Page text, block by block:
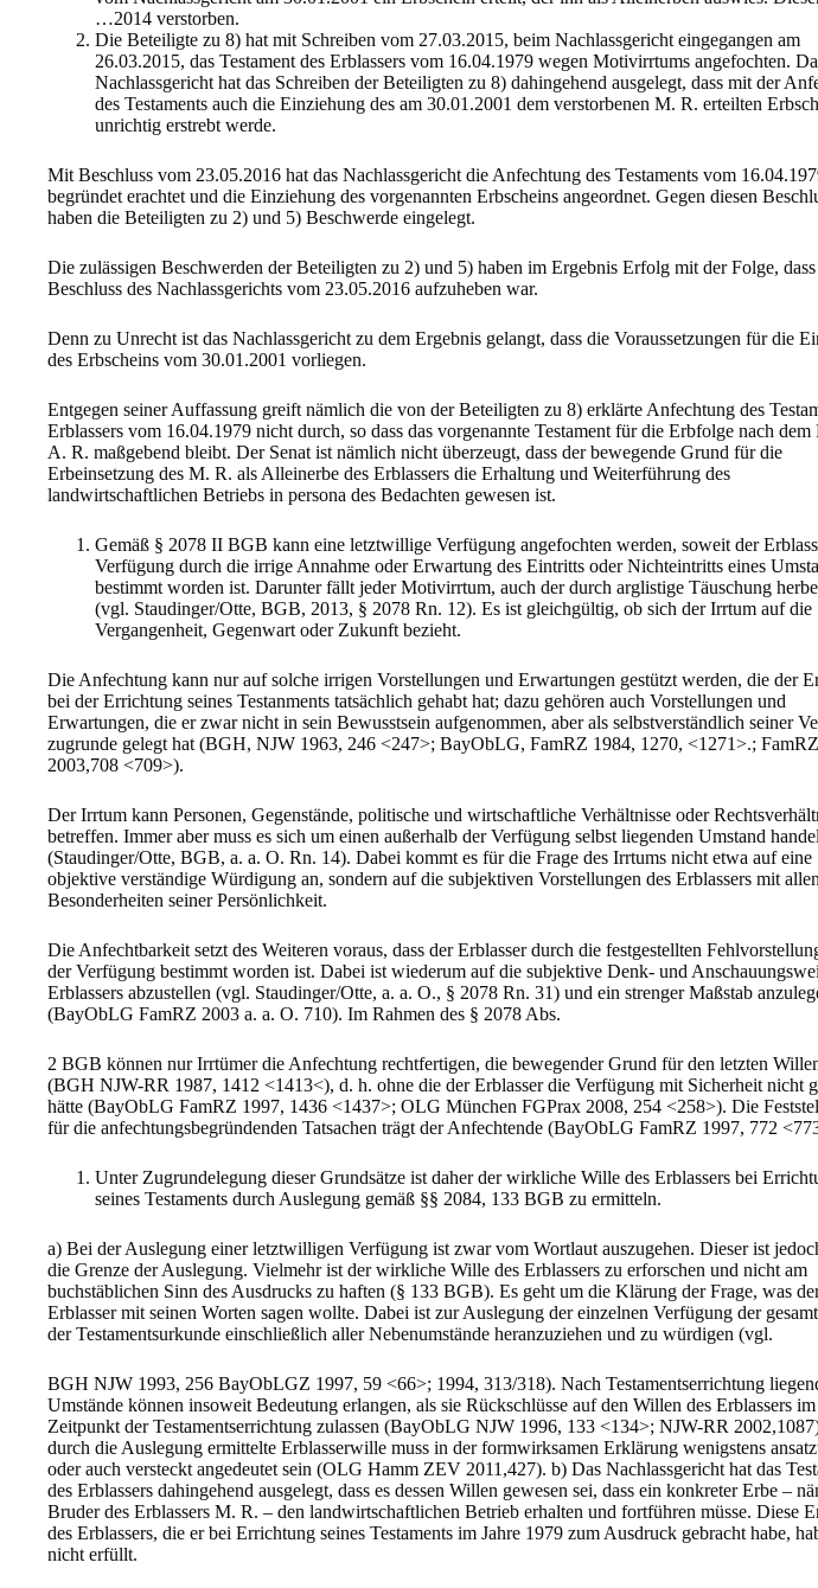
…2014 verstorben.
Die Beteiligte zu 8) hat mit Schreiben vom 27.03.2015, beim Nachlassgericht eingegangen am
26.03.2015, das Testament des Erblassers vom 16.04.1979 wegen Motivirrtums angefochten.
Nachlassgericht hat das Schreiben der Beteiligten zu 8) dahingehend ausgelegt, dass mit der
des Testaments auch die Einziehung des am 30.01.2001 dem verstorbenen M. R. erteilten
unrichtig erstrebt werde.
Mit Beschluss vom 23.05.2016 hat das Nachlassgericht die Anfechtung des Testaments vom
begründet erachtet und die Einziehung des vorgenannten Erbscheins angeordnet. Gegen diesen
haben die Beteiligten zu 2) und 5) Beschwerde eingelegt.
Die zulässigen Beschwerden der Beteiligten zu 2) und 5) haben im Ergebnis Erfolg mit der Folge,
Beschluss des Nachlassgerichts vom 23.05.2016 aufzuheben war.
Denn zu Unrecht ist das Nachlassgericht zu dem Ergebnis gelangt, dass die Voraussetzungen für die
des Erbscheins vom 30.01.2001 vorliegen.
Entgegen seiner Auffassung greift nämlich die von der Beteiligten zu 8) erklärte Anfechtung des
Erblassers vom 16.04.1979 nicht durch, so dass das vorgenannte Testament für die Erbfolge nach dem
A. R. maßgebend bleibt. Der Senat ist nämlich nicht überzeugt, dass der bewegende Grund für die
Erbeinsetzung des M. R. als Alleinerbe des Erblassers die Erhaltung und Weiterführung des
landwirtschaftlichen Betriebs in persona des Bedachten gewesen ist.
Gemäß § 2078 II BGB kann eine letztwillige Verfügung angefochten werden, soweit der
Verfügung durch die irrige Annahme oder Erwartung des Eintritts oder Nichteintritts eines
bestimmt worden ist. Darunter fällt jeder Motivirrtum, auch der durch arglistige Täuschung
(vgl. Staudinger/Otte, BGB, 2013, § 2078 Rn. 12). Es ist gleichgültig, ob sich der Irrtum auf die
Vergangenheit, Gegenwart oder Zukunft bezieht.
Die Anfechtung kann nur auf solche irrigen Vorstellungen und Erwartungen gestützt werden, die der
bei der Errichtung seines Testanments tatsächlich gehabt hat; dazu gehören auch Vorstellungen und
Erwartungen, die er zwar nicht in sein Bewusstsein aufgenommen, aber als selbstverständlich seiner
zugrunde gelegt hat (BGH, NJW 1963, 246 <247>; BayObLG, FamRZ 1984, 1270, <1271>.; FamRZ
2003,708 <709>).
Der Irrtum kann Personen, Gegenstände, politische und wirtschaftliche Verhältnisse oder
betreffen. Immer aber muss es sich um einen außerhalb der Verfügung selbst liegenden Umstand
(Staudinger/Otte, BGB, a. a. O. Rn. 14). Dabei kommt es für die Frage des Irrtums nicht etwa auf eine
objektive verständige Würdigung an, sondern auf die subjektiven Vorstellungen des Erblassers mit allen
Besonderheiten seiner Persönlichkeit.
Die Anfechtbarkeit setzt des Weiteren voraus, dass der Erblasser durch die festgestellten
der Verfügung bestimmt worden ist. Dabei ist wiederum auf die subjektive Denk- und
Erblassers abzustellen (vgl. Staudinger/Otte, a. a. O., § 2078 Rn. 31) und ein strenger Maßstab
(BayObLG FamRZ 2003 a. a. O. 710). Im Rahmen des § 2078 Abs.
2 BGB können nur Irrtümer die Anfechtung rechtfertigen, die bewegender Grund für den letzten
(BGH NJW-RR 1987, 1412 <1413<), d. h. ohne die der Erblasser die Verfügung mit Sicherheit nicht
hätte (BayObLG FamRZ 1997, 1436 <1437>; OLG München FGPrax 2008, 254 <258>). Die
für die anfechtungsbegründenden Tatsachen trägt der Anfechtende (BayObLG FamRZ 1997, 772
Unter Zugrundelegung dieser Grundsätze ist daher der wirkliche Wille des Erblassers bei
seines Testaments durch Auslegung gemäß §§ 2084, 133 BGB zu ermitteln.
a) Bei der Auslegung einer letztwilligen Verfügung ist zwar vom Wortlaut auszugehen. Dieser ist
die Grenze der Auslegung. Vielmehr ist der wirkliche Wille des Erblassers zu erforschen und nicht am
buchstäblichen Sinn des Ausdrucks zu haften (§ 133 BGB). Es geht um die Klärung der Frage, was
Erblasser mit seinen Worten sagen wollte. Dabei ist zur Auslegung der einzelnen Verfügung der
der Testamentsurkunde einschließlich aller Nebenumstände heranzuziehen und zu würdigen (vgl.
BGH NJW 1993, 256 BayObLGZ 1997, 59 <66>; 1994, 313/318). Nach Testamentserrichtung
Umstände können insoweit Bedeutung erlangen, als sie Rückschlüsse auf den Willen des Erblassers im
Zeitpunkt der Testamentserrichtung zulassen (BayObLG NJW 1996, 133 <134>; NJW-RR
durch die Auslegung ermittelte Erblasserwille muss in der formwirksamen Erklärung wenigstens
oder auch versteckt angedeutet sein (OLG Hamm ZEV 2011,427). b) Das Nachlassgericht hat das
des Erblassers dahingehend ausgelegt, dass es dessen Willen gewesen sei, dass ein konkreter Erbe –
Bruder des Erblassers M. R. – den landwirtschaftlichen Betrieb erhalten und fortführen müsse. Diese
des Erblassers, die er bei Errichtung seines Testaments im Jahre 1979 zum Ausdruck gebracht habe,
nicht erfüllt.